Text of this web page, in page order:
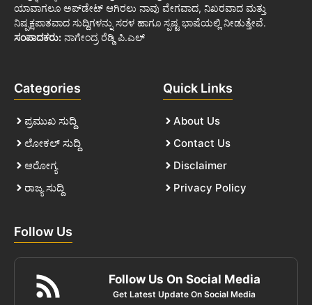
ಯಾವಾಗಲೂ ಅಪ್‌ಡೇಟ್ ಆಗಿರಲು ನಾವು ವೇಗವಾದ, ನಿಖರವಾದ ಮತ್ತು
ನಿಷ್ಪಕ್ಷಪಾತವಾದ ಸುದ್ದಿಗಳನ್ನು ಸರಳ ಹಾಗೂ ಸ್ಪಷ್ಟ ಭಾಷೆಯಲ್ಲಿ ನೀಡುತ್ತೇವೆ.
ಸಂಪಾದಕರು: ನಾಗೇಂದ್ರ ರೆಡ್ಡಿ ಪಿ.ಎಲ್
Categories
ಪ್ರಮುಖ ಸುದ್ದಿ
ಲೋಕಲ್ ಸುದ್ದಿ
ಆರೋಗ್ಯ
ರಾಜ್ಯ ಸುದ್ದಿ
Quick Links
About Us
Contact Us
Disclaimer
Privacy Policy
Follow Us
Follow Us On Social Media
Get Latest Update On Social Media